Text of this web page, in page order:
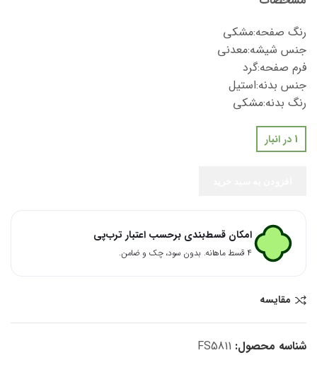
رنگ صفحه:مشکی
جنس شیشه:معدنی
فرم صفحه:گرد
جنس بدنه:استیل
رنگ بدنه:مشکی
1 در انبار
امکان قسط‌بندی برحسب اعتبار ترب‌پی
۴ قسط ماهانه. بدون سود، چک و ضامن.
مقایسه
شناسه محصول: FS5811